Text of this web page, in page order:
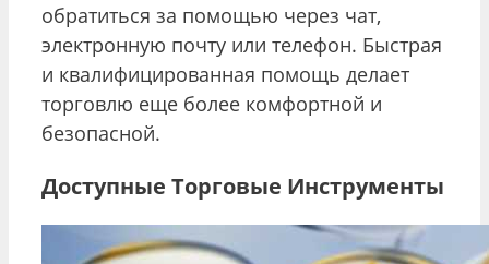
обратиться за помощью через чат,
электронную почту или телефон. Быстрая
и квалифицированная помощь делает
торговлю еще более комфортной и
безопасной.
Доступные Торговые Инструменты